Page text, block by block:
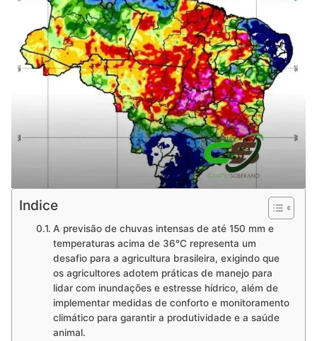
Indice
A previsão de chuvas intensas de até 150 mm e
temperaturas acima de 36°C representa um
desafio para a agricultura brasileira, exigindo que
os agricultores adotem práticas de manejo para
lidar com inundações e estresse hídrico, além de
implementar medidas de conforto e monitoramento
climático para garantir a produtividade e a saúde
animal.